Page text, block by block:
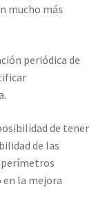
mucho más
periódica de
de tener
de las
la mejora